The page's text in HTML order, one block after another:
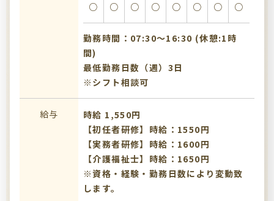
○ ○ ○ ○ ○ ○ ○ ○
勤務時間：07:30〜16:30 (休憩:1時
間)
最低勤務日数（週）3日
※シフト相談可
給与
時給 1,550円
【初任者研修】時給：1550円
【実務者研修】時給：1600円
【介護福祉士】時給：1650円
※資格・経験・勤務日数により変動致
します。